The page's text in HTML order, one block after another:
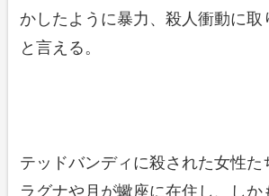
かしたように暴力、殺人衝動に取
と言える。
テッドバンディに殺された女性た
ラグナや月が蠍座に在住し、し